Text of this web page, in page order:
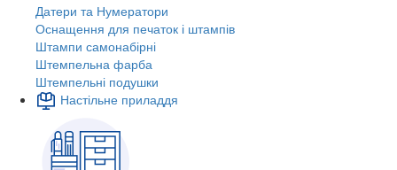
Датери та Нумератори
Оснащення для печаток і штампів
Штампи самонабірні
Штемпельна фарба
Штемпельні подушки
Настільне приладдя